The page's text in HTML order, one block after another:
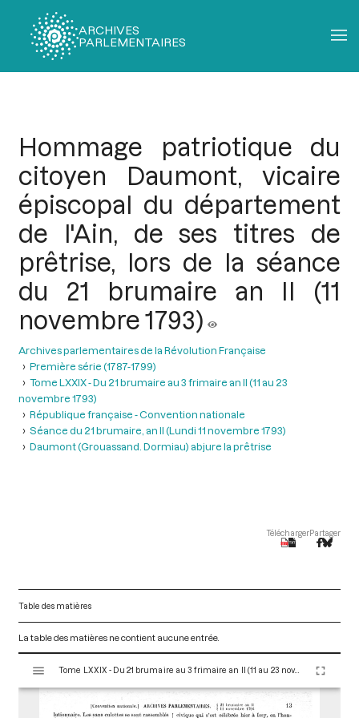
ARCHIVES
PARLEMENTAIRES
Hommage patriotique du
citoyen Daumont, vicaire
épiscopal du département
de l'Ain, de ses titres de
prêtrise, lors de la séance
du 21 brumaire an II (11
novembre 1793)
Archives parlementaires de la Révolution Française
Première série (1787-1799)
Tome LXXIX - Du 21 brumaire au 3 frimaire an II (11 au 23
novembre 1793)
République française - Convention nationale
Séance du 21 brumaire, an II (Lundi 11 novembre 1793)
Daumont (Grouassand. Dormiau) abjure la prêtrise
TéléchargerPartager
Table des matières
La table des matières ne contient aucune entrée.
s
Tome LXXIX - Du 21 brumaire au 3 frimaire an II (11 au 23 novembre 1793)